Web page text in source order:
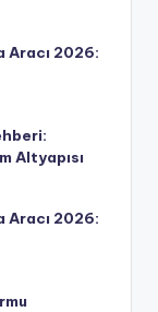
Aracı 2026:
Altyapısı
Aracı 2026: